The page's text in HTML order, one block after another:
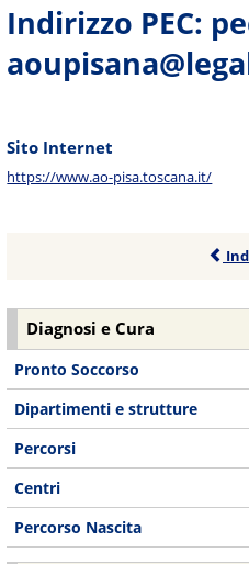
Indirizzo PEC:
Sito Internet
https://www.ao-pisa.toscana.it/
Diagnosi e Cura
Pronto Soccorso
Dipartimenti e strutture
Percorsi
Centri
Percorso Nascita